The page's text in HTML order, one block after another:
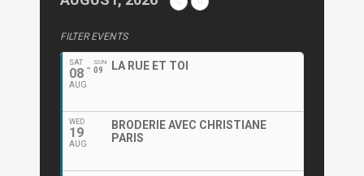
FILTER EVENTS
SAT
08
AUG
SUN
09 LA RUE ET TOI
WED
19
AUG
BRODERIE AVEC CHRISTIANE
PARIS